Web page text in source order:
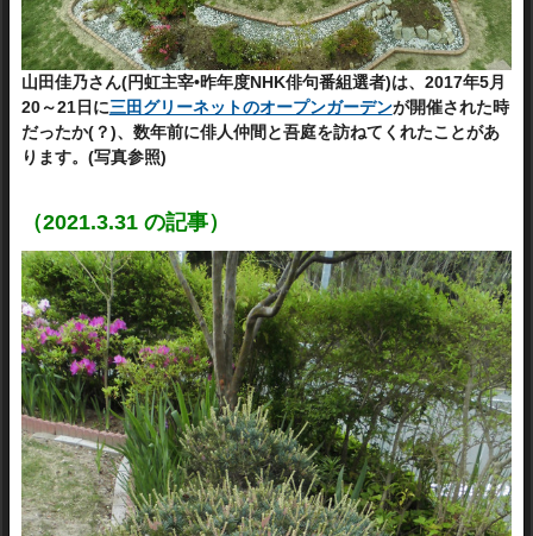
山田佳乃さん(円虹主宰•昨年度NHK俳句番組選者)は、2017年5月
20～21日に三田グリーネットのオープンガーデンが開催された時
だったか(？)、数年前に俳人仲間と吾庭を訪ねてくれたことがあ
ります。(写真参照)
（2021.3.31 の記事）